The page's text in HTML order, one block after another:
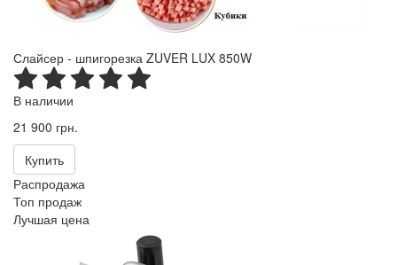
Слайсер - шпигорезка ZUVER LUX 850W
В наличии
21 900 грн.
Купить
Распродажа
Топ продаж
Лучшая цена